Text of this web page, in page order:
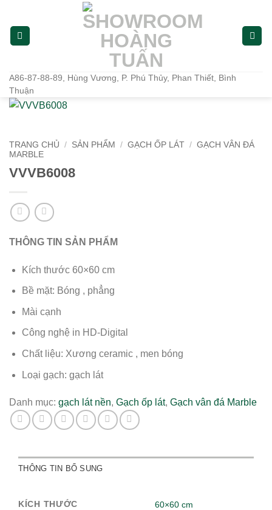
A86-87-88-89, Hùng Vương, P. Phú Thủy, Phan Thiết, Bình
Thuận
TRANG CHỦ / SẢN PHẨM / GẠCH ỐP LÁT / GẠCH VÂN ĐÁ
MARBLE
VVVB6008
THÔNG TIN SẢN PHẨM
Kích thước 60×60 cm
Bề mặt: Bóng , phẳng
Mài cạnh
Công nghệ in HD-Digital
Chất liệu: Xương ceramic , men bóng
Loại gạch: gạch lát
Danh mục: gạch lát nền, Gạch ốp lát, Gạch vân đá Marble
THÔNG TIN BỔ SUNG
KÍCH THƯỚC 60×60 cm